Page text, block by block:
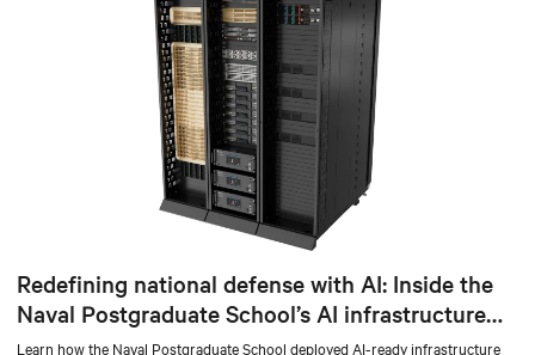
Redefining national defense with AI: Inside the
Naval Postgraduate School’s AI infrastructure
deployment
Learn how the Naval Postgraduate School deployed AI-ready infrastructure